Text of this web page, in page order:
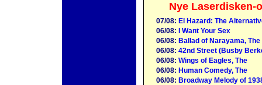
Nye Laserdisken-
07/08: El Hazard: The
06/08: I Want Your Sex
06/08: Ballad of Narayama,
06/08: 42nd Street (Busby
06/08: Wings of Eagles, The
06/08: Human Comedy, The
06/08: Broadway Melody of